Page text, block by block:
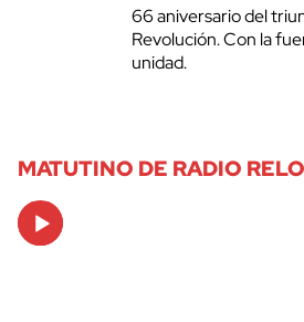
66 aniversario del
Revolución. Con la
unidad.
MATUTINO DE RADIO
Audio
Player